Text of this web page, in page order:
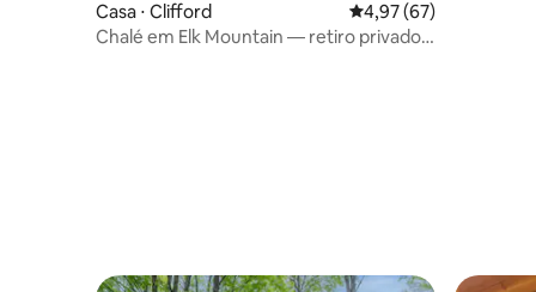
Casa ⋅ Clifford 4,97 de uma avaliação
4,97 (67)
Chalé em Elk Mountain — retiro privado